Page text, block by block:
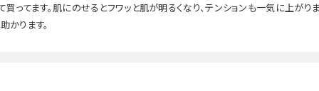
買ってます。肌にのせるとフワッと肌が明るくなり、テンションも一気に上がり
かります。